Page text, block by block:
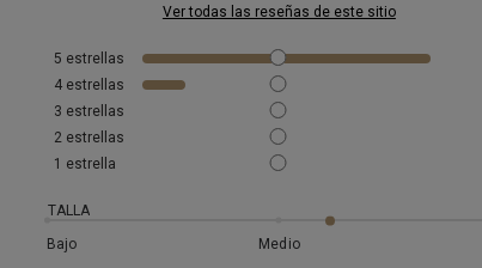
Ver todas las reseñas de este sitio
5 estrellas
4 estrellas
3 estrellas
2 estrellas
1 estrella
TALLA
Bajo
Medio